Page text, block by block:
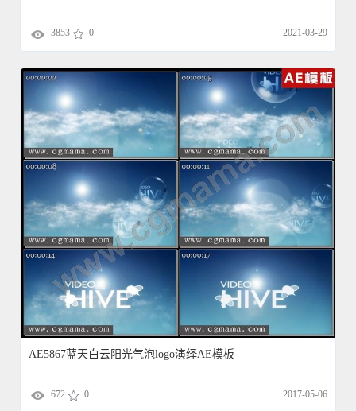
3853 0 2021-03-29
AE5867蓝天白云阳光气泡logo演绎AE模板
672 0 2017-05-06